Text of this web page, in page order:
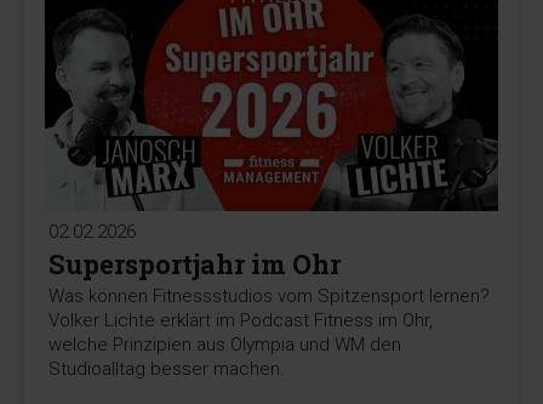
02.02.2026
Supersportjahr im Ohr
Was können Fitnessstudios vom Spitzensport lernen?
Volker Lichte erklärt im Podcast Fitness im Ohr,
welche Prinzipien aus Olympia und WM den
Studioalltag besser machen.